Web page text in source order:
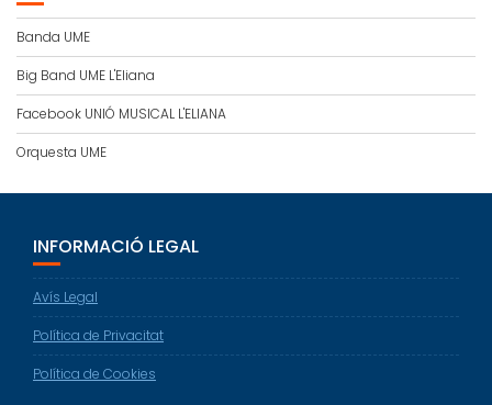
Banda UME
Big Band UME L'Eliana
Facebook UNIÓ MUSICAL L'ELIANA
Orquesta UME
INFORMACIÓ LEGAL
Avís Legal
Política de Privacitat
Política de Cookies